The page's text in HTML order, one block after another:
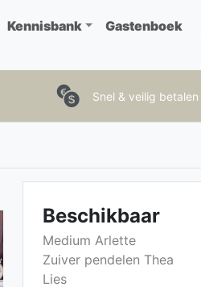
Kennisbank Gastenboek
Snel & veilig betalen
Beschikbaar
Medium Arlette
Zuiver pendelen Thea
Lies